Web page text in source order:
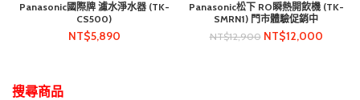
搜尋商品
Panasonic國際牌 濾水淨水器 (TK-
CS500)
NT$5,890
Panasonic松下 RO瞬熱開飲機 (TK-
SMRN1) 門市體驗促銷中
NT$12,900 NT$12,000